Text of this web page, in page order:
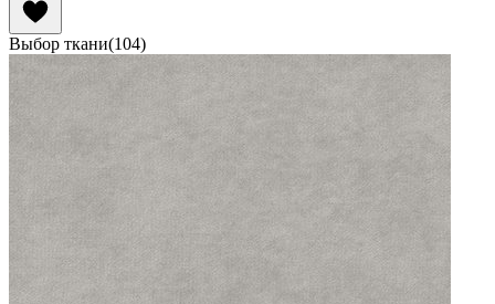
Выбор ткани(104)